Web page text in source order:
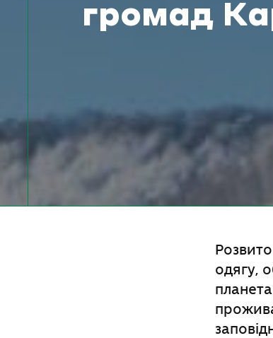
громад
одягу,